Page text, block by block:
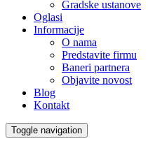
Gradske ustanove
Oglasi
Informacije
O nama
Predstavite firmu
Baneri partnera
Objavite novost
Blog
Kontakt
Toggle navigation